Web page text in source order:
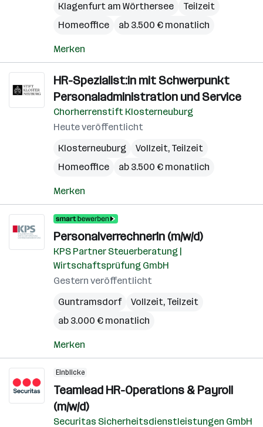
Klagenfurt am Wörthersee
Teilzeit
Homeoffice
ab 3.500 € monatlich
Merken
HR-Spezialist:in mit Schwerpunkt
Personaladministration und Service
Chorherrenstift Klosterneuburg
Heute veröffentlicht
Klosterneuburg
Vollzeit, Teilzeit
Homeoffice
ab 3.500 € monatlich
Merken
PersonalverrechnerIn (m/w/d)
KPS Partner Steuerberatung |
Wirtschaftsprüfung GmbH
Gestern veröffentlicht
Guntramsdorf
Vollzeit, Teilzeit
ab 3.000 € monatlich
Merken
Einblicke
Teamlead HR-Operations & Payroll
(m/w/d)
Securitas Sicherheitsdienstleistungen GmbH